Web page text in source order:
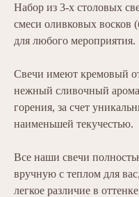
Набор из 3-х столовых
смеси оливковых восков
для любого мероприятия.
Свечи имеют кремовый
нежный сливочный
горения, за счет
наименьшей текучестью.
Все наши свечи
вручную с теплом для
легкое различие в